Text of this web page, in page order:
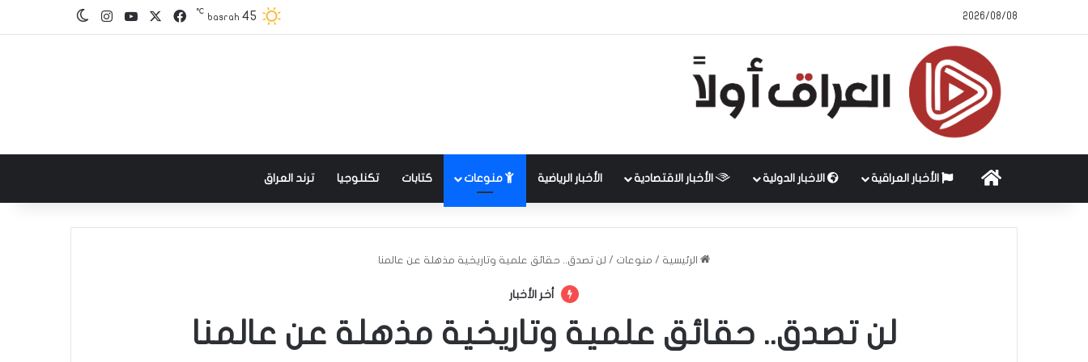
2026/08/08
basrah 45
℃ فيسبوك‫YouTube
انستقرامالوضع المظلم
الرئيسية الأخبار العراقية الاخبار الدولية الأخبار الاقتصادية الأخبار الرياضية منوعات كتابات تكنلوجيا ترند العراق
الرئيسية / منوعات / لن تصدق.. حقائق علمية وتاريخية مذهلة عن عالمنا
أخر الأخبار
لن تصدق.. حقائق علمية وتاريخية مذهلة عن عالمنا